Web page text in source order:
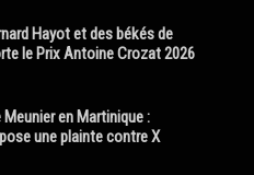
Hayot et des békés de
le Prix Antoine Crozat 2026
Meunier en Martinique :
une plainte contre X